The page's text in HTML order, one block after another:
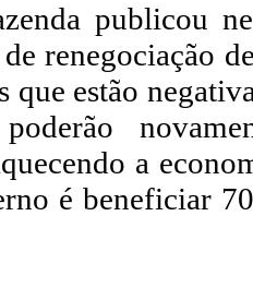
publicou
renegociação
que estão
poderão
a
é beneficiar